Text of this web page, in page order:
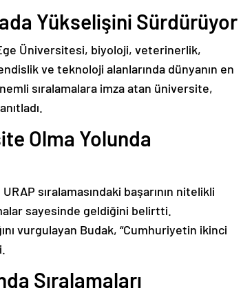
Yükselişini Sürdürüyor
Üniversitesi, biyoloji, veterinerlik,
ve teknoloji alanlarında dünyanın en
sıralamalara imza atan üniversite,
Olma Yolunda
sıralamasındaki başarının nitelikli
sayesinde geldiğini belirtti.
vurgulayan Budak, “Cumhuriyetin ikinci
Sıralamaları